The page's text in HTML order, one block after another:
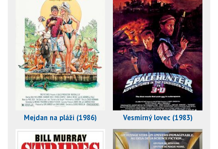
Mejdan na pláži (1986) Vesmírný lovec (1983)